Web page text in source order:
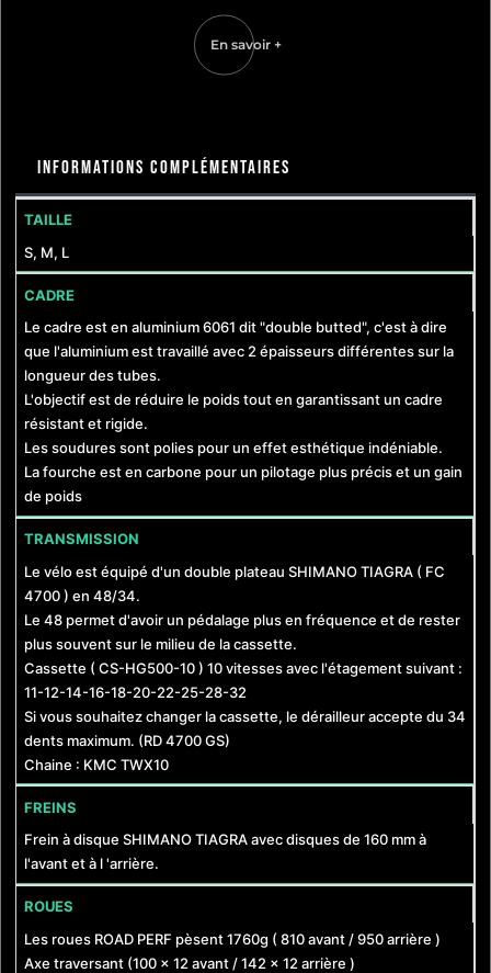
En savoir +
Informations complémentaires
TAILLE
S, M, L
CADRE
Le cadre est en aluminium 6061 dit "double butted", c'est à dire
que l'aluminium est travaillé avec 2 épaisseurs différentes sur la
longueur des tubes.
L'objectif est de réduire le poids tout en garantissant un cadre
résistant et rigide.
Les soudures sont polies pour un effet esthétique indéniable.
La fourche est en carbone pour un pilotage plus précis et un gain
de poids
TRANSMISSION
Le vélo est équipé d'un double plateau SHIMANO TIAGRA ( FC
4700 ) en 48/34.
Le 48 permet d'avoir un pédalage plus en fréquence et de rester
plus souvent sur le milieu de la cassette.
Cassette ( CS-HG500-10 ) 10 vitesses avec l'étagement suivant :
11-12-14-16-18-20-22-25-28-32
Si vous souhaitez changer la cassette, le dérailleur accepte du 34
dents maximum. (RD 4700 GS)
Chaine : KMC TWX10
FREINS
Frein à disque SHIMANO TIAGRA avec disques de 160 mm à
l'avant et à l 'arrière.
ROUES
Les roues ROAD PERF pèsent 1760g ( 810 avant / 950 arrière )
Axe traversant (100 x 12 avant / 142 x 12 arrière )